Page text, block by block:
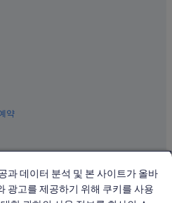
텔
약
과 데이터 분석 및 본 사이트가 올바
광고를 제공하기 위해 쿠키를 사용